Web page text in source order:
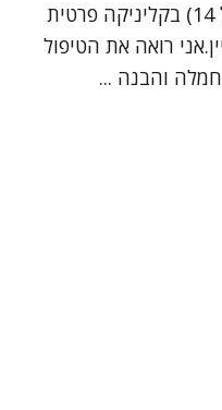
במבוגרים ובמתבגרים (החל מגיל 14) בקליניקה פרטית
רואה את הטיפול
והבנה ...